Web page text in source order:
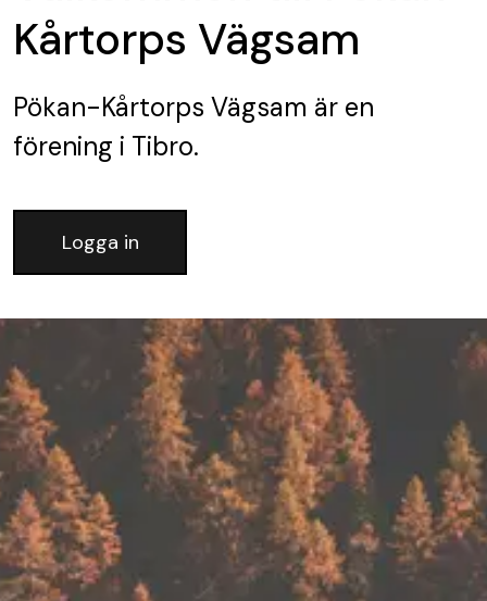
Kårtorps Vägsam
Pökan-Kårtorps Vägsam är en
förening i Tibro.
Logga in